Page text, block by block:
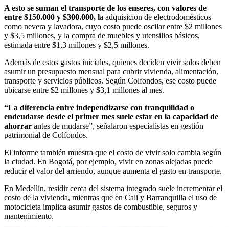
A esto se suman el transporte de los enseres, con valores de
entre $150.000 y $300.000, la adquisición de electrodomésticos
como nevera y lavadora, cuyo costo puede oscilar entre $2 millones
y $3,5 millones, y la compra de muebles y utensilios básicos,
estimada entre $1,3 millones y $2,5 millones.
Además de estos gastos iniciales, quienes deciden vivir solos deben
asumir un presupuesto mensual para cubrir vivienda, alimentación,
transporte y servicios públicos. Según Colfondos, ese costo puede
ubicarse entre $2 millones y $3,1 millones al mes.
“La diferencia entre independizarse con tranquilidad o
endeudarse desde el primer mes suele estar en la capacidad de
ahorrar antes de mudarse”, señalaron especialistas en gestión
patrimonial de Colfondos.
El informe también muestra que el costo de vivir solo cambia según
la ciudad. En Bogotá, por ejemplo, vivir en zonas alejadas puede
reducir el valor del arriendo, aunque aumenta el gasto en transporte.
En Medellín, residir cerca del sistema integrado suele incrementar el
costo de la vivienda, mientras que en Cali y Barranquilla el uso de
motocicleta implica asumir gastos de combustible, seguros y
mantenimiento.